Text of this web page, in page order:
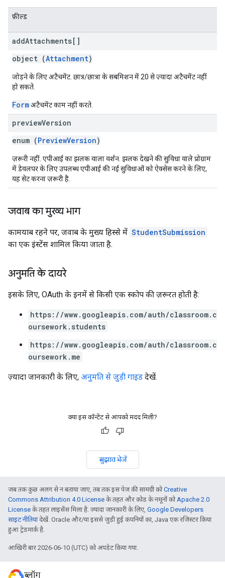
फ़ील्ड
addAttachments[]
object (Attachment)
जोड़ने के लिए अटैचमेंट. छात्र/छात्रा के सबमिशन में 20 से ज़्यादा अटैचमेंट नहीं
हो सकते.
Formअटैचमेंट काम नहीं करते.
previewVersion
enum (PreviewVersion)
ज़रूरी नहीं. एपीआई का झलक वाला वर्शन. झलक देखने की सुविधा वाले प्रोग्राम
में डेवलपर के लिए उपलब्ध एपीआई की नई सुविधाओं को ऐक्सेस करने के लिए,
यह सेट करना ज़रूरी है.
जवाब का मुख्य भाग
कामयाब रहने पर, जवाब के मुख्य हिस्से में StudentSubmission
का एक इंस्टेंस शामिल किया जाता है.
अनुमति के दायरे
इसके लिए, OAuth के इनमें से किसी एक स्कोप की ज़रूरत होती है:
https://www.googleapis.com/auth/classroom.c
oursework.students
https://www.googleapis.com/auth/classroom.c
oursework.me
ज़्यादा जानकारी के लिए, अनुमति से जुड़ी गाइड देखें.
क्या इस कॉन्टेंट से आपको मदद मिली?
सुझाव भेजें
जब तक कुछ अलग से न बताया जाए, तब तक इस पेज की सामग्री कोCreative
Commons Attribution 4.0 License के तहत और कोड के नमूनों कोApache 2.0
License के तहत लाइसेंस मिला है. ज़्यादा जानकारी के लिए, Google Developers
साइट नीतियांदेखें. Oracle और/या इससे जुड़ी हुई कंपनियों का, Java एक रजिस्टर किया
हुआ ट्रेडमार्क है.
आखिरी बार 2026-06-10 (UTC) को अपडेट किया गया.
ब्लॉग